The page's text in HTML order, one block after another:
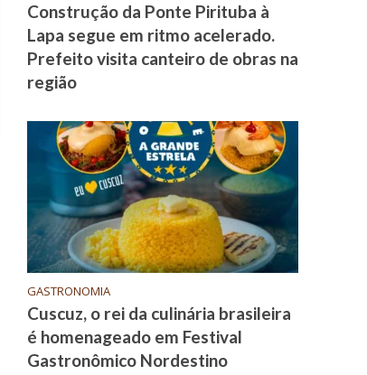
Construção da Ponte Pirituba à
Lapa segue em ritmo acelerado.
Prefeito visita canteiro de obras na
região
GASTRONOMIA
Cuscuz, o rei da culinária brasileira
é homenageado em Festival
Gastronômico Nordestino